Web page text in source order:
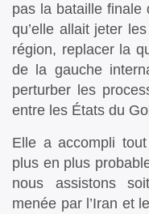
pas la bataille finale
qu’elle allait jeter
région, replacer la
de la gauche
perturber les
entre les États du
Elle a accompli
plus en plus
nous assistons
menée par l’Iran et